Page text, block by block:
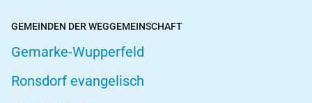
GEMEINDEN DER WEGGEMEINSCHAFT
Gemarke-Wupperfeld
Ronsdorf evangelisch